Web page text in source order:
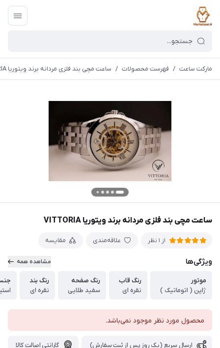
مارکت ساعت / فهرست محصولات / ساعت مچی بند فلزی مردانه برند ویتوریا VITTORIA
ساعت مچی بند فلزی مردانه برند ویتوریا VITTORIA
از 1 نظر علاقه‌مندی مقایسه
ویژگی‌ها مشاهده همه
موتور
ژاپن ( اتوماتیک )
رنگ قاب
نقره ای
رنگ صفحه
سفید طلایی
رنگ بند
نقره ای
محصول مورد نظر موجود نمی‌باشد.
ارسال سریع (یک روز پس از ثبت سفارش) گارانتی اصالت کالا